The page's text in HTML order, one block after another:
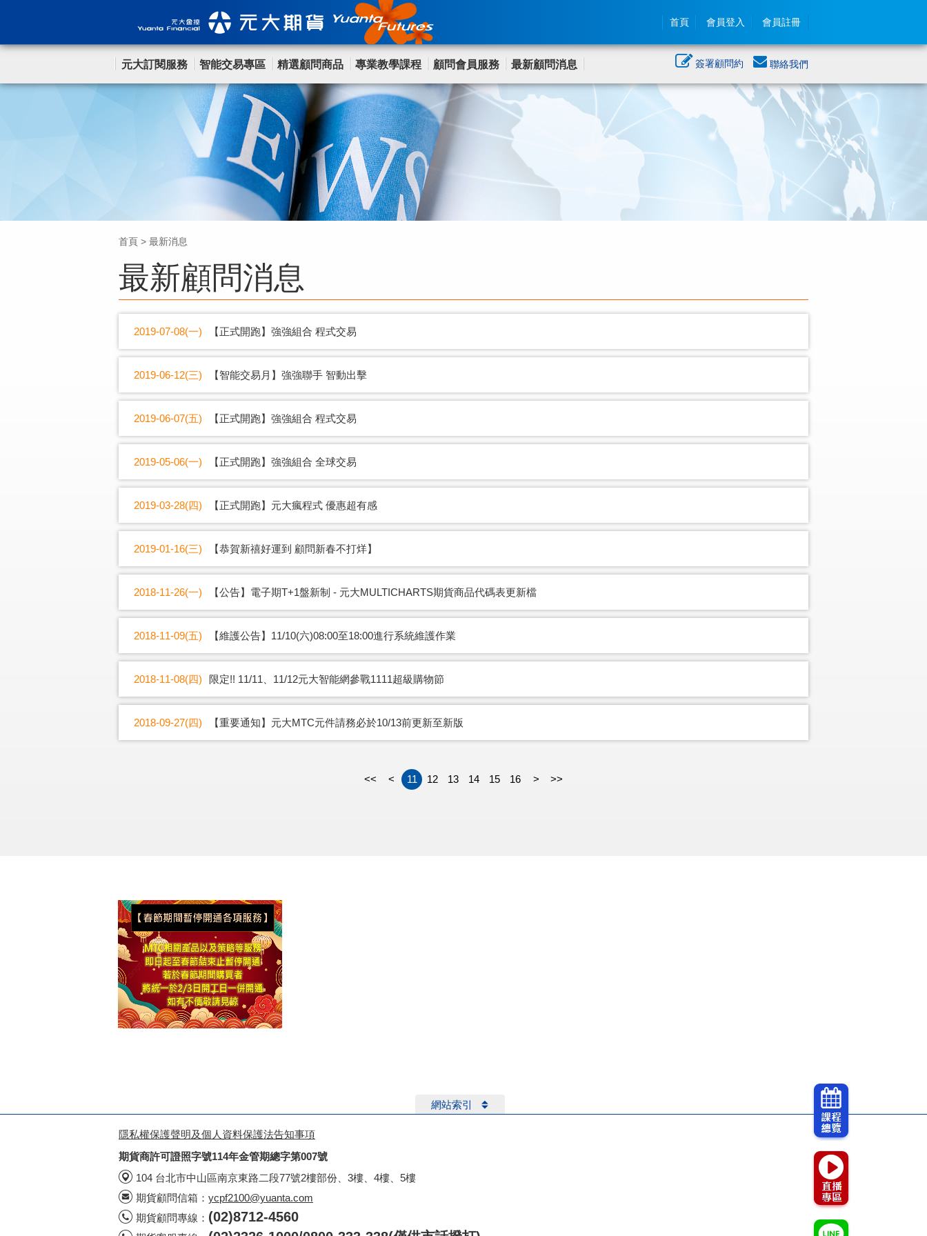
首頁 會員登入 會員註冊
元大訂閱服務 智能交易專區 精選顧問商品 專業教學課程 顧問會員服務 最新顧問消息 簽署顧問約 聯絡我們
首頁 > 最新消息
最新顧問消息
2019-07-08(一) 【正式開跑】強強組合 程式交易
2019-06-12(三) 【智能交易月】強強聯手 智動出擊
2019-06-07(五) 【正式開跑】強強組合 程式交易
2019-05-06(一) 【正式開跑】強強組合 全球交易
2019-03-28(四) 【正式開跑】元大瘋程式 優惠超有感
2019-01-16(三) 【恭賀新禧好運到 顧問新春不打烊】
2018-11-26(一) 【公告】電子期T+1盤新制 - 元大MULTICHARTS期貨商品代碼表更新檔
2018-11-09(五) 【維護公告】11/10(六)08:00至18:00進行系統維護作業
2018-11-08(四) 限定!! 11/11、11/12元大智能網參戰1111超級購物節
2018-09-27(四) 【重要通知】元大MTC元件請務必於10/13前更新至新版
<< < 11 12 13 14 15 16 > >>
網站索引
隱私權保護聲明及個人資料保護法告知事項
期貨商許可證照字號114年金管期總字第007號
104 台北市中山區南京東路二段77號2樓部份、3樓、4樓、5樓
期貨顧問信箱： ycpf2100@yuanta.com
期貨顧問專線： (02)8712-4560